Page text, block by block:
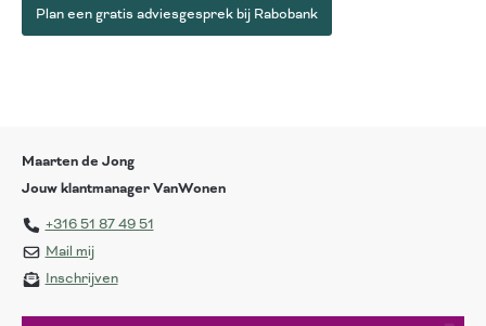
Plan een gratis adviesgesprek bij Rabobank
Maarten de Jong
Jouw klantmanager VanWonen
+316 51 87 49 51
Mail mij
Inschrijven